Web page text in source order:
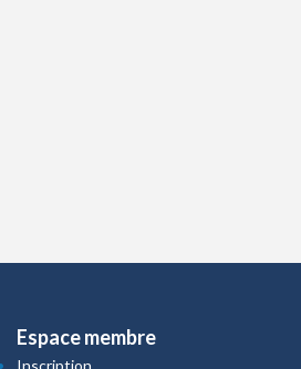
Espace membre
Inscription